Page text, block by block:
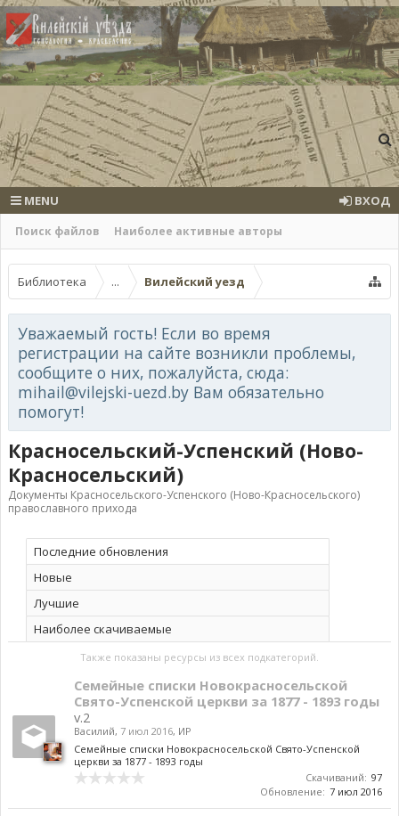
Поиск файлов Наиболее активные авторы
MENU ВХОД
Библиотека ... Вилейский уезд
Уважаемый гость! Если во время
регистрации на сайте возникли проблемы,
сообщите о них, пожалуйста, сюда:
mihail@vilejski-uezd.by Вам обязательно
помогут!
Красносельский-Успенский (Ново-
Красносельский)
Документы Красносельского-Успенского (Ново-Красносельского)
православного прихода
Последние обновления
Новые
Лучшие
Наиболее скачиваемые
Также показаны ресурсы из всех подкатегорий.
Семейные списки Новокрасносельской
Свято-Успенской церкви за 1877 - 1893 годы
v.2
Василий, 7 июл 2016, ИР
Семейные списки Новокрасносельской Свято-Успенской
церкви за 1877 - 1893 годы
Скачиваний: 97
Обновление: 7 июл 2016